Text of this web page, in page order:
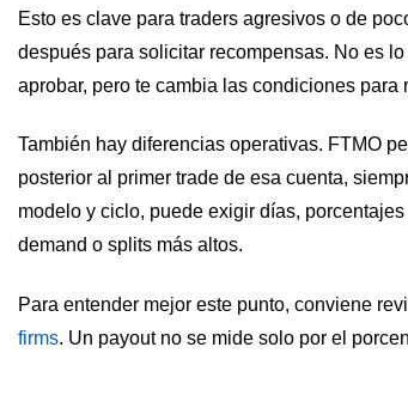
Esto es clave para traders agresivos o de
después para solicitar recompensas. No es
aprobar, pero te cambia las condiciones para
También hay diferencias operativas. FTMO
posterior al primer trade de esa cuenta,
modelo y ciclo, puede exigir días,
demand o splits más altos.
Para entender mejor este punto, conviene
firms. Un payout no se mide solo por el